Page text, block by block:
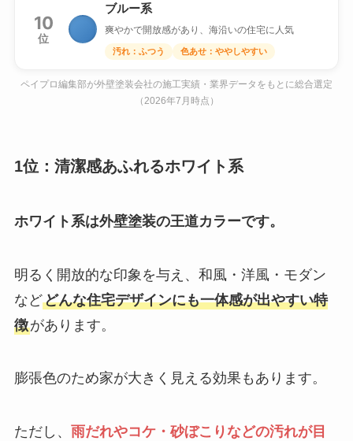
10
位
ブルー系
爽やかで開放感があり、海沿いの住宅に人気
汚れ：ふつう 色あせ：ややしやすい
ペイプロ編集部が外壁塗装会社の施工実績・業界データをもとに総合選定
（2026年7月時点）
1位：清潔感あふれるホワイト系
ホワイト系は外壁塗装の王道カラーです。
明るく開放的な印象を与え、和風・洋風・モダン
などどんな住宅デザインにも一体感が出やすい特
徴があります。
膨張色のため家が大きく見える効果もあります。
ただし、 雨だれやコケ・砂ぼこりなどの汚れが目